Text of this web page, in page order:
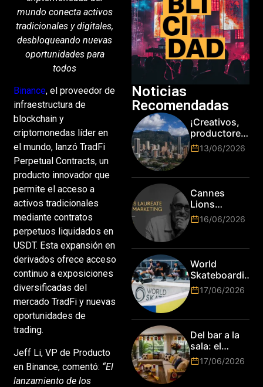
mundo conecta activos
tradicionales y digitales,
desbloqueando nuevas
oportunidades para
todos
Binance, el proveedor de
infraestructura de
blockchain y
criptomonedas líder en
el mundo, lanzó TradFi
Perpetual Contracts, un
producto innovador que
permite el acceso a
activos tradicionales
mediante contratos
perpetuos liquidados en
USDT. Esta expansión en
derivados ofrece acceso
continuo a exposiciones
diversificadas del
mercado TradFi y nuevas
oportunidades de
trading.
Jeff Li, VP de Producto
en Binance, comentó: “El
lanzamiento de los
Noticias
Recomendadas
¡Creativos,
productores
y cracks de
la tecnología
es hora de
subir de
nivel! Las
marcas más
top del
13/06/2026
Cannes
Lions
anuncia a
Jim Stengel
primer Lions
Laureate for
Marketing
16/06/2026
World
Skateboarding
Tour:
¡Resultados
Mundo de
Park de Roma
2026!
17/06/2026
Del bar a la
sala: el
Mundial
2026 vuelve
17/06/2026